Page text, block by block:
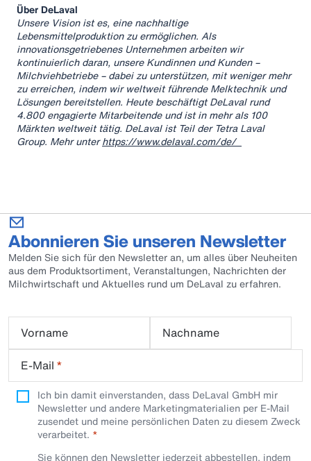
Über DeLaval
Unsere Vision ist es, eine nachhaltige
Lebensmittelproduktion zu ermöglichen. Als
innovationsgetriebenes Unternehmen arbeiten wir
kontinuierlich daran, unsere Kundinnen und Kunden –
Milchviehbetriebe – dabei zu unterstützen, mit weniger mehr
zu erreichen, indem wir weltweit führende Melktechnik und
Lösungen bereitstellen. Heute beschäftigt DeLaval rund
4.800 engagierte Mitarbeitende und ist in mehr als 100
Märkten weltweit tätig. DeLaval ist Teil der Tetra Laval
Group. Mehr unterhttps://www.delaval.com/de/
Abonnieren Sie unseren Newsletter
Melden Sie sich für den Newsletter an, um alles über Neuheiten
aus dem Produktsortiment, Veranstaltungen, Nachrichten der
Milchwirtschaft und Aktuelles rund um DeLaval zu erfahren.
Vorname
Nachname
E-Mail *
Ich bin damit einverstanden, dass DeLaval GmbH mir
Newsletter und andere Marketingmaterialien per E-Mail
zusendet und meine persönlichen Daten zu diesem Zweck
verarbeitet.
Sie können den Newsletter jederzeit abbestellen, indem